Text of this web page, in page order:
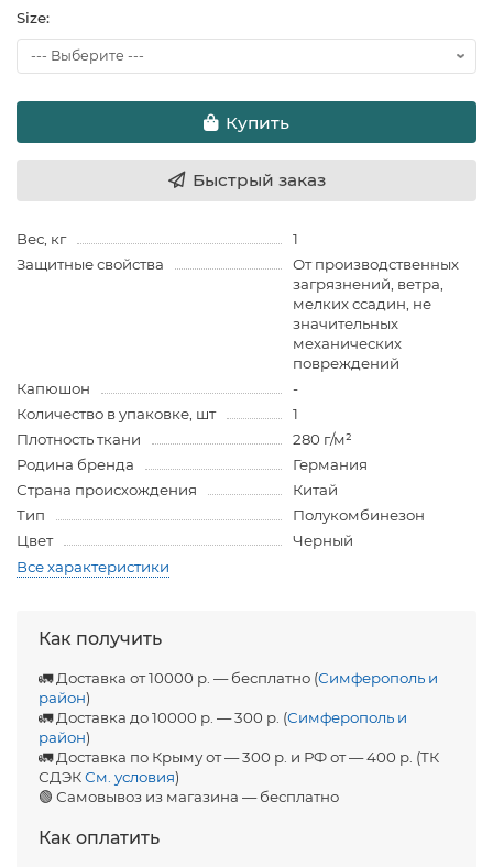
Size:
Купить
Быстрый заказ
Вес, кг
1
Защитные свойства
От производственных
загрязнений, ветра,
мелких ссадин, не
значительных
механических
повреждений
Капюшон
-
Количество в упаковке, шт
1
Плотность ткани
280 г/м²
Родина бренда
Германия
Страна происхождения
Китай
Тип
Полукомбинезон
Цвет
Черный
Все характеристики
Как получить
🚛 Доставка от 10000 р. — бесплатно (Симферополь и
район)
🚛 Доставка до 10000 р. — 300 р. (Симферополь и
район)
🚛 Доставка по Крыму от — 300 р. и РФ от — 400 р. (ТК
СДЭКСм. условия)
🟢 Самовывоз из магазина — бесплатно
Как оплатить